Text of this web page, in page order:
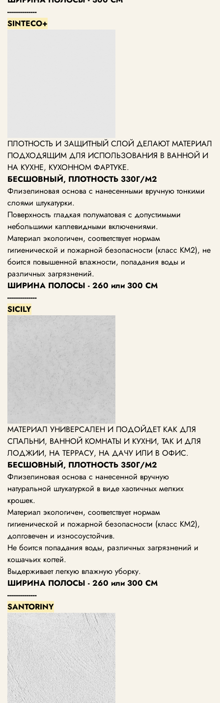
---------------
SINTECO+
ПЛОТНОСТЬ И ЗАЩИТНЫЙ СЛОЙ ДЕЛАЮТ МАТЕРИАЛ
ПОДХОДЯЩИМ ДЛЯ ИСПОЛЬЗОВАНИЯ В ВАННОЙ И
НА КУХНЕ, КУХОННОМ ФАРТУКЕ.
БЕСШОВНЫЙ, ПЛОТНОСТЬ 330Г/М2
Флизелиновая основа с нанесенными вручную тонкими
слоями штукатурки.
Поверхность гладкая полуматовая с допустимыми
небольшими каплевидными включениями.
Материал экологичен, соответствует нормам
гигиенической и пожарной безопасности (класс KM2), не
боится повышенной влажности, попадания воды и
различных загрязнений.
ШИРИНА ПОЛОСЫ - 260 или 300 СМ
---------------
SICILY
МАТЕРИАЛ УНИВЕРСАЛЕН И ПОДОЙДЕТ КАК ДЛЯ
СПАЛЬНИ, ВАННОЙ КОМНАТЫ И КУХНИ, ТАК И ДЛЯ
ЛОДЖИИ, НА ТЕРРАСУ, НА ДАЧУ ИЛИ В ОФИС.
БЕСШОВНЫЙ, ПЛОТНОСТЬ 350Г/М2
Флизелиновая основа с нанесенной вручную
натуральной штукатуркой в виде хаотичных мелких
крошек.
Материал экологичен, соответствует нормам
гигиенической и пожарной безопасности (класс KM2),
долговечен и износоустойчив.
Не боится попадания воды, различных загрязнений и
кошачьих когтей.
Выдерживает легкую влажную уборку.
ШИРИНА ПОЛОСЫ - 260 или 300 СМ
---------------
SANTORINY